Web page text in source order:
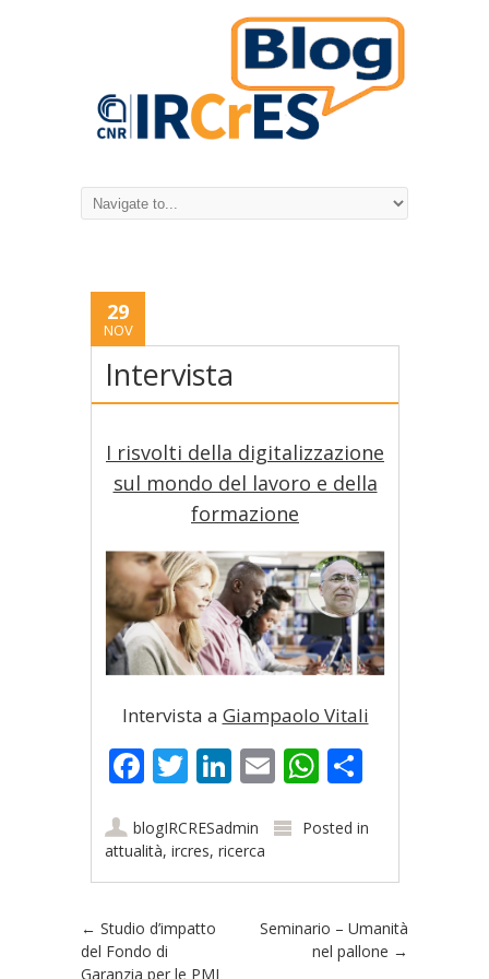
29
NOV
Intervista
I risvolti della digitalizzazione
sul mondo del lavoro e della
formazione
Intervista a Giampaolo Vitali
Facebook
Twitter
LinkedIn
EmailWhatsApp
blogIRCRESadmin
Posted in
attualità,ircres,ricerca
Post navigation
← Studio d’impatto
del Fondo di
Garanzia per le PMI
Seminario – Umanità
nel pallone →